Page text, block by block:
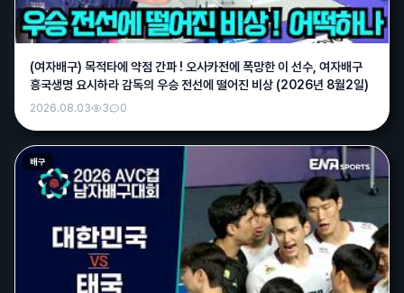
(여자배구) 목적타에 약점 간파 ! 오사카전에 폭망한 이 선수, 여자배구
흥국생명 요시하라 감독의 우승 전선에 떨어진 비상 (2026년 8월2일)
2026.08.03 3 0
배구
퍼펙트16:08
ㄷㄷㄷ
매운떡볶이 19:07
오늘 싹다 플핸갔으면 집사겠네 ㅅㅂ
맛점들 하세여~
매운떡볶이12:57
밥먹으러 나가기가 무서운 날씨;;;
바나나13:33
오늘 국야 싹다 취소네;;
14:45